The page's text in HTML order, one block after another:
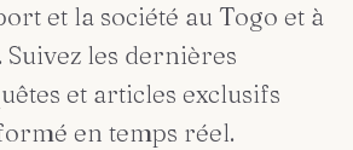
et la société au Togo et à
les dernières
et articles exclusifs
en temps réel.